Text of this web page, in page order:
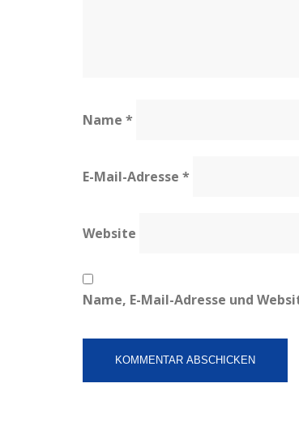
Name *
E-Mail-Adresse *
Website
Name, E-Mail-Adresse und